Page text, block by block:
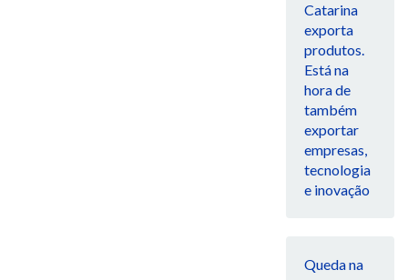
Catarina
exporta
produtos.
Está na
hora de
também
exportar
empresas,
tecnologia
e inovação
Queda na